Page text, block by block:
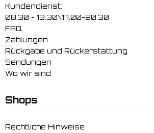
Kundendienst:
08:30 - 13:30\17.00-20.30
FAQ
Zahlungen
Rückgabe und Rückerstattung
Sendungen
Wo wir sind
Shops
Rechtliche Hinweise